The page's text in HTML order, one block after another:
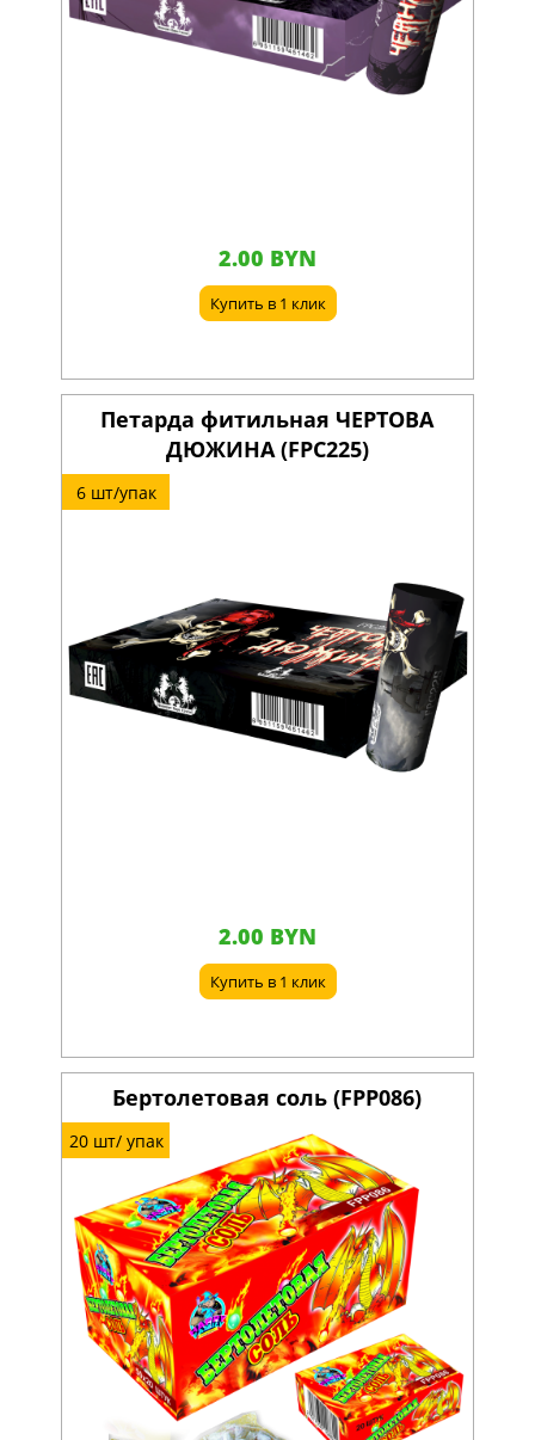
2.00 BYN
Купить в 1 клик
Петарда фитильная ЧЕРТОВА
ДЮЖИНА (FPC225)
6 шт/упак
2.00 BYN
Купить в 1 клик
Бертолетовая соль (FPP086)
20 шт/ упак